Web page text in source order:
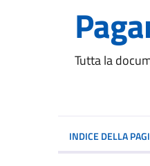
Tutta la
INDICE DELLA